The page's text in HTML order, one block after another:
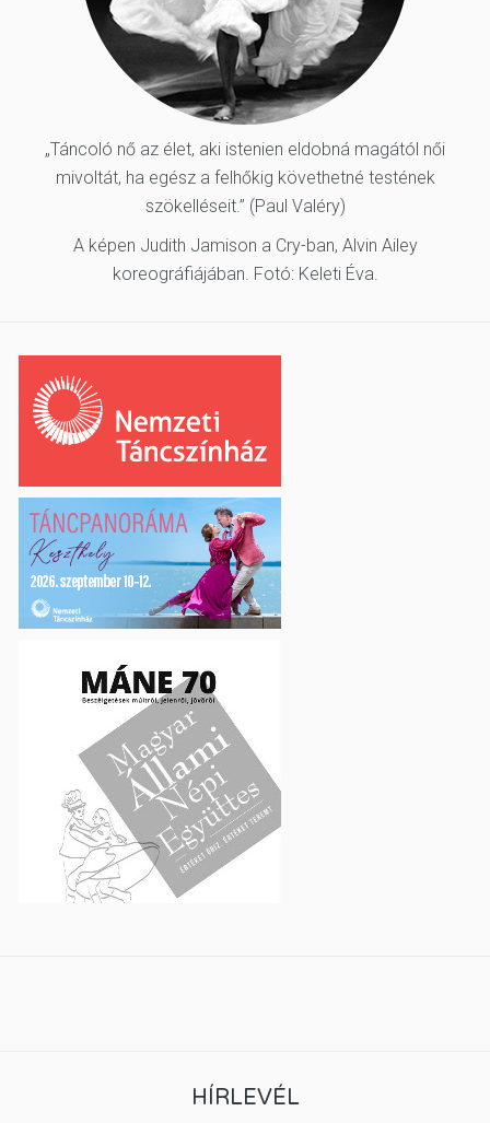
„Táncoló nő az élet, aki istenien eldobná magától női
mivoltát, ha egész a felhőkig követhetné testének
szökelléseit.” (Paul Valéry)
A képen Judith Jamison a Cry-ban, Alvin Ailey
koreográfiájában. Fotó: Keleti Éva.
HÍRLEVÉL